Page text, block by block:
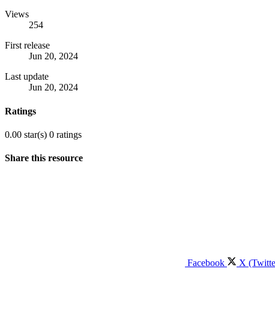
Views
254
First release
Jun 20, 2024
Last update
Jun 20, 2024
Ratings
0.00 star(s) 0 ratings
Share this resource
Facebook X